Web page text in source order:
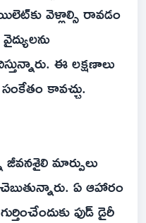
వెళ్లాల్సి రావడం
ఈ లక్షణాలు
కావచ్చు.
మార్పులు
ఏ ఆహారం
ఫుడ్‌ డైరీ